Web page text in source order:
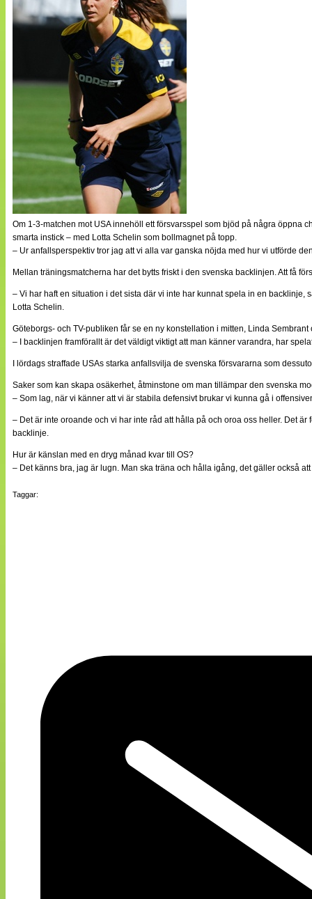
Annonsera
Statistik
Tipsa Damfotboll
Kontakt
Om 1-3-matchen mot USA innehöll ett försvarsspel som bjöd på några öppna
smarta instick – med Lotta Schelin som bollmagnet på topp.
– Ur anfallsperspektiv tror jag att vi alla var ganska nöjda med hur vi utförde
Mellan träningsmatcherna har det bytts friskt i den svenska backlinjen. Att få
– Vi har haft en situation i det sista där vi inte har kunnat spela in en
Lotta Schelin.
Göteborgs- och TV-publiken får se en ny konstellation i mitten, Linda
– I backlinjen framförallt är det väldigt viktigt att man känner varandra, har
I lördags straffade USAs starka anfallsvilja de svenska försvararna som
Saker som kan skapa osäkerhet, åtminstone om man tillämpar den svenska
– Som lag, när vi känner att vi är stabila defensivt brukar vi kunna gå i
– Det är inte oroande och vi har inte råd att hålla på och oroa oss heller. Det
backlinje.
Hur är känslan med en dryg månad kvar till OS?
– Det känns bra, jag är lugn. Man ska träna och hålla igång, det gäller också
Taggar: